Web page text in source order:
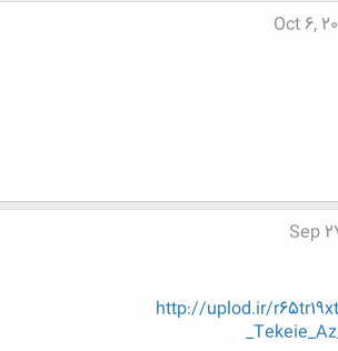
Oct 6,
Sep
http://uplod.ir/